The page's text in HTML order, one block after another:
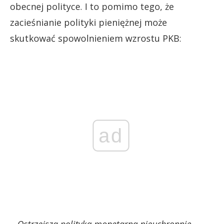
obecnej polityce. I to pomimo tego, że
zacieśnianie polityki pieniężnej może
skutkować spowolnieniem wzrostu PKB:
ad